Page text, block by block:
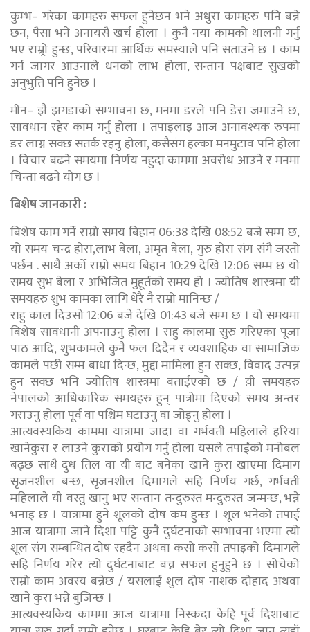
कुम्भ– गरेका कामहरु सफल हुनेछन भने अधुरा कामहरु पनि बन्ने
छन, पैसा भने अनायसै खर्च होला । कुनै नया कामको थालनी गर्नु
भए राम्र्रो हुन्छ, परिवारमा आर्थिक समस्याले पनि सताउने छ । काम
गर्न जागर आउनाले धनको लाभ होला, सन्तान पक्षबाट सुखको
अनुभुति पनि हुनेछ ।
मीन– झै झगडाको सम्भावना छ, मनमा डरले पनि डेरा जमाउने छ,
सावधान रहेर काम गर्नु होला । तपाइलाइ आज अनावश्यक रुपमा
डर लाग्न सक्छ सतर्क रहनु होला, कसैसंग हल्का मनमुटाव पनि होला
। विचार बढने समयमा निर्णय नहुदा काममा अवरोध आउने र मनमा
चिन्ता बढने योग छ ।
बिशेष जानकारी :
बिशेष काम गर्ने राम्रो समय बिहान 06:38 देखि 08:52 बजे सम्म छ,
यो समय चन्द्र होरा,लाभ बेला, अमृत बेला, गुरु होरा संग संगै जस्तो
पर्छन . साथै अर्को राम्रो समय बिहान 10:29 देखि 12:06 सम्म छ यो
समय सुभ बेला र अभिजित मुहूर्तको समय हो । ज्योतिष शास्त्रमा यी
समयहरु शुभ कामका लागि धेरै नै राम्रो मानिन्छ /
राहु काल दिउसो 12:06 बजे देखि 01:43 बजे सम्म छ । यो समयमा
बिशेष सावधानी अपनाउनु होला । राहु कालमा सुरु गरिएका पूजा
पाठ आदि, शुभकामले कुनै फल दिदैन र व्यवशाहिक वा सामाजिक
कामले पछी सम्म बाधा दिन्छ, मुद्दा मामिला हुन सक्छ, विवाद उत्पन्न
हुन सक्छ भनि ज्योतिष शास्त्रमा बताईएको छ / य़ी समयहरु
नेपालको आधिकारिक समयहरु हुन् पात्रोमा दिएको समय अन्तर
गराउनु होला पूर्व वा पश्चिम घटाउनु वा जोड्नु होला ।
आत्यवस्यकिय काममा यात्रामा जादा वा गर्भवती महिलाले हरिया
खानेकुरा र लाउने कुराको प्रयोग गर्नु होला यसले तपाईंको मनोबल
बढ्छ साथै दुध तिल वा यी बाट बनेका खाने कुरा खाएमा दिमाग
सृजनशील बन्छ, सृजनशील दिमागले सहि निर्णय गर्छ, गर्भवती
महिलाले यी वस्तु खानु भए सन्तान तन्दुरुस्त मन्दुरुस्त जन्मन्छ, भन्ने
भनाइ छ । यात्रामा हुने शूलको दोष कम हुन्छ । शूल भनेको तपाई
आज यात्रामा जाने दिशा पट्टि कुनै दुर्घटनाको सम्भावना भएमा त्यो
शूल संग सम्बन्धित दोष रहदैन अथवा कसो कसो तपाइको दिमागले
सहि निर्णय गरेर त्यो दुर्घटनाबाट बच्न सफल हुनुहुने छ । सोचेको
राम्रो काम अवस्य बन्नेछ / यसलाई शुल दोष नाशक दोहाद अथवा
खाने कुरा भन्ने बुजिन्छ ।
आत्यवस्यकिय काममा आज यात्रामा निस्कदा केहि पूर्व दिशाबाट